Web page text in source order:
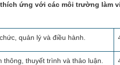
ứng với các môi trường làm
quản lý và điều hành.
thuyết trình và thảo luận.